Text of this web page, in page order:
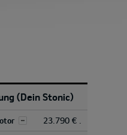
(Dein Stonic)
23.790 € .